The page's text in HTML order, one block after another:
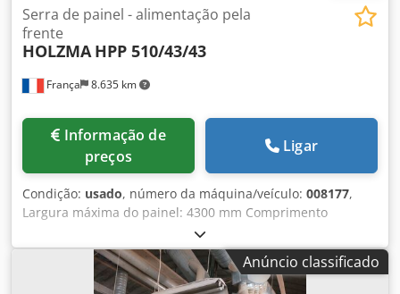
França 8.635 km
Serra de painel - alimentação pela
frente
HOLZMA HPP 510/43/43
preços
Ligar
Condição: usado, número da máquina/veículo: 008177,
Largura máxima do painel: 4300 mm Comprimento
máximo do painel: 4300 mm Máxima projeção da lâmina
principal: 125 mm Número de pinças de fixação: 7
Chsdpfox A Tamsx Afpea
Anúncio classificado